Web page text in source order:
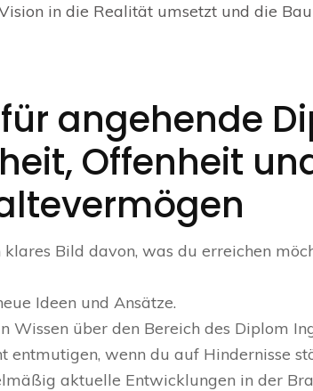
in die Realität umsetzt und die
angehende
Offenheit
klares Bild davon, was du erreichen
Ideen und Ansätze.
Wissen über den Bereich des Diplom
entmutigen, wenn du auf Hindernisse
aktuelle Entwicklungen in der